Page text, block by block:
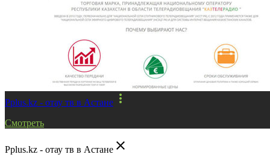
Pplus.kz - отау тв в Астане more_vert
Смотреть
Pplus.kz - отау тв в Астане close